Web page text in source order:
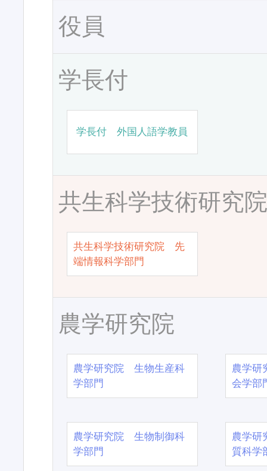
役員
学長付
学長付 外国人語学教員
共生科学技術研究
共生科学技術研究院 先
端情報科学部門
農学研究院
農学研究院 生物生産科
学部門
農学
会学部
農学研究院 生物制御科
学部門
農学
質科学